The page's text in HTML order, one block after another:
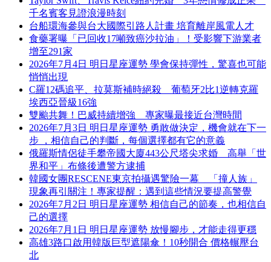
千名賓客見證浪漫時刻
台船環海參與台大國際引路人計畫 培育離岸風電人才
食藥署曝「已回收17噸致癌沙拉油」！受影響下游業者
增至291家
2026年7月4日 明日星座運勢 學會保持彈性，驚喜也可能
悄悄出現
C羅12碼追平、拉莫斯補時絕殺 葡萄牙2比1逆轉克羅
埃西亞晉級16強
雙颱共舞！巴威持續增強 專家曝最接近台灣時間
2026年7月3日 明日星座運勢 勇敢做決定，機會就在下一
步 ，相信自己的判斷，每個選擇都有它的意義
俄羅斯情侶徒手攀帝國大廈443公尺塔尖求婚 高舉「世
界和平」布條後遭警方逮捕
韓國女團RESCENE東京拍攝遇驚險一幕 「撞人族」
現象再引關注！專家提醒：遇到這些情況要提高警覺
2026年7月2日 明日星座運勢 相信自己的節奏，也相信自
己的選擇
2026年7月1日 明日星座運勢 放慢腳步，才能走得更穩
高雄3路口啟用韓版巨型遮陽傘！10秒開合 價格輾壓台
北